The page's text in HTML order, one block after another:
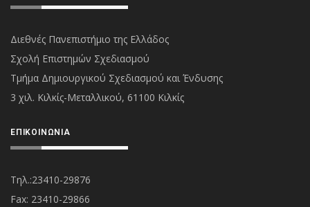
Διεθνές Πανεπιστήμιο της Ελλάδος
Σχολή Επιστημών Σχεδιασμού
Τμήμα Δημιουργικού Σχεδιασμού και Ένδυσης
3 χιλ. Κιλκίς-Μεταλλικού, 61100 Κιλκίς
ΕΠΙΚΟΙΝΩΝΊΑ
Τηλ.:23410-29876
Fax: 23410-29866